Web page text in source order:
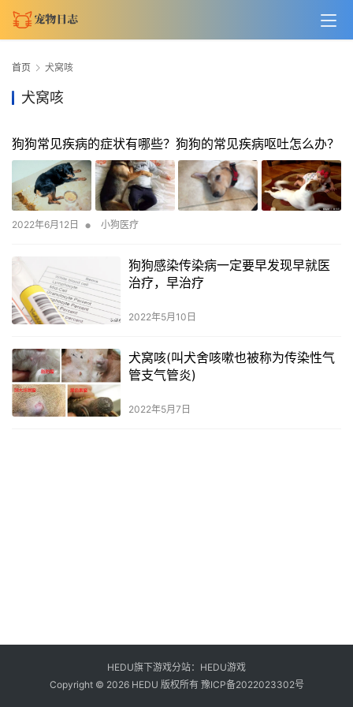
首页 犬窝咳
犬窝咳
狗狗常见疾病的症状有哪些？狗狗的常见疾病呕吐怎么办？
2022年6月12日 • 小狗医疗
狗狗感染传染病一定要早发现早就医
治疗，早治疗
2022年5月10日
犬窝咳(叫犬舍咳嗽也被称为传染性气
管支气管炎)
2022年5月7日
HEDU旗下游戏分站： HEDU游戏
Copyright © 2026 HEDU 版权所有 豫ICP备2022023302号